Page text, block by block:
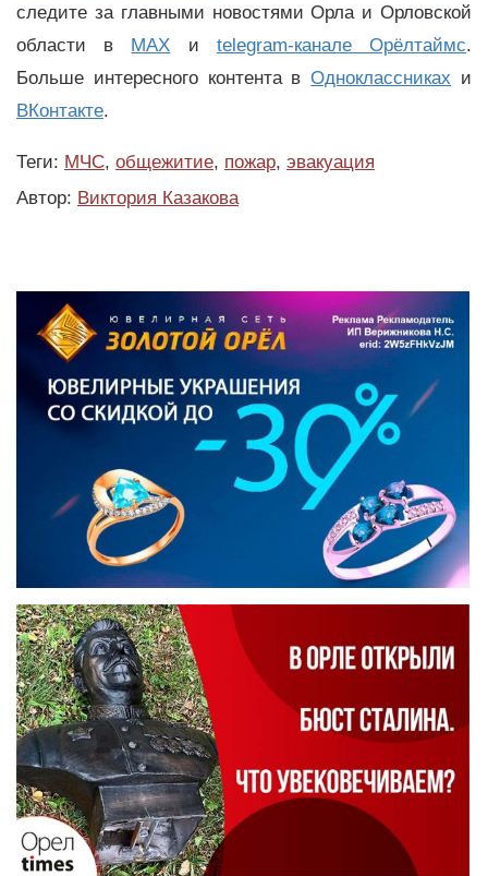
следите за главными новостями Орла и Орловской
области в MAX и telegram-канале Орёлтаймс.
Больше интересного контента вОдноклассниках и
ВКонтакте.
Теги: МЧС, общежитие, пожар, эвакуация
Автор: Виктория Казакова